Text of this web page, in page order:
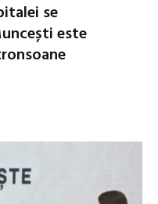
se
este